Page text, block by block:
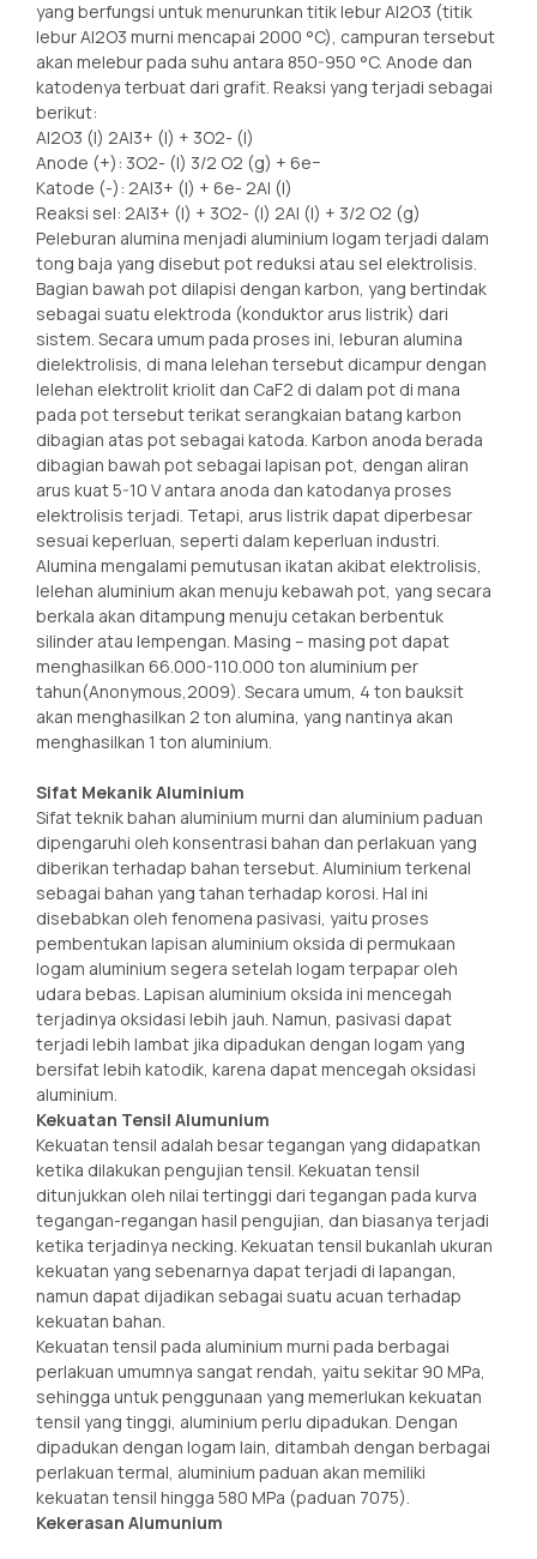
yang berfungsi untuk menurunkan titik lebur Al2O3 (titik
lebur Al2O3 murni mencapai 2000 °C), campuran tersebut
akan melebur pada suhu antara 850-950 °C. Anode dan
katodenya terbuat dari grafit. Reaksi yang terjadi sebagai
berikut:
Al2O3 (l) 2Al3+ (l) + 3O2- (l)
Anode (+): 3O2- (l) 3/2 O2 (g) + 6e−
Katode (-): 2Al3+ (l) + 6e- 2Al (l)
Reaksi sel: 2Al3+ (l) + 3O2- (l) 2Al (l) + 3/2 O2 (g)
Peleburan alumina menjadi aluminium logam terjadi dalam
tong baja yang disebut pot reduksi atau sel elektrolisis.
Bagian bawah pot dilapisi dengan karbon, yang bertindak
sebagai suatu elektroda (konduktor arus listrik) dari
sistem. Secara umum pada proses ini, leburan alumina
dielektrolisis, di mana lelehan tersebut dicampur dengan
lelehan elektrolit kriolit dan CaF2 di dalam pot di mana
pada pot tersebut terikat serangkaian batang karbon
dibagian atas pot sebagai katoda. Karbon anoda berada
dibagian bawah pot sebagai lapisan pot, dengan aliran
arus kuat 5-10 V antara anoda dan katodanya proses
elektrolisis terjadi. Tetapi, arus listrik dapat diperbesar
sesuai keperluan, seperti dalam keperluan industri.
Alumina mengalami pemutusan ikatan akibat elektrolisis,
lelehan aluminium akan menuju kebawah pot, yang secara
berkala akan ditampung menuju cetakan berbentuk
silinder atau lempengan. Masing – masing pot dapat
menghasilkan 66.000-110.000 ton aluminium per
tahun(Anonymous,2009). Secara umum, 4 ton bauksit
akan menghasilkan 2 ton alumina, yang nantinya akan
menghasilkan 1 ton aluminium.
Sifat Mekanik Aluminium
Sifat teknik bahan aluminium murni dan aluminium paduan
dipengaruhi oleh konsentrasi bahan dan perlakuan yang
diberikan terhadap bahan tersebut. Aluminium terkenal
sebagai bahan yang tahan terhadap korosi. Hal ini
disebabkan oleh fenomena pasivasi, yaitu proses
pembentukan lapisan aluminium oksida di permukaan
logam aluminium segera setelah logam terpapar oleh
udara bebas. Lapisan aluminium oksida ini mencegah
terjadinya oksidasi lebih jauh. Namun, pasivasi dapat
terjadi lebih lambat jika dipadukan dengan logam yang
bersifat lebih katodik, karena dapat mencegah oksidasi
aluminium.
Kekuatan Tensil Alumunium
Kekuatan tensil adalah besar tegangan yang didapatkan
ketika dilakukan pengujian tensil. Kekuatan tensil
ditunjukkan oleh nilai tertinggi dari tegangan pada kurva
tegangan-regangan hasil pengujian, dan biasanya terjadi
ketika terjadinya necking. Kekuatan tensil bukanlah ukuran
kekuatan yang sebenarnya dapat terjadi di lapangan,
namun dapat dijadikan sebagai suatu acuan terhadap
kekuatan bahan.
Kekuatan tensil pada aluminium murni pada berbagai
perlakuan umumnya sangat rendah, yaitu sekitar 90 MPa,
sehingga untuk penggunaan yang memerlukan kekuatan
tensil yang tinggi, aluminium perlu dipadukan. Dengan
dipadukan dengan logam lain, ditambah dengan berbagai
perlakuan termal, aluminium paduan akan memiliki
kekuatan tensil hingga 580 MPa (paduan 7075).
Kekerasan Alumunium